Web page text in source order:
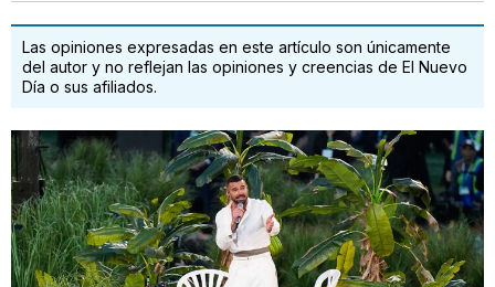
Las opiniones expresadas en este artículo son únicamente
del autor y no reflejan las opiniones y creencias de El Nuevo
Día o sus afiliados.